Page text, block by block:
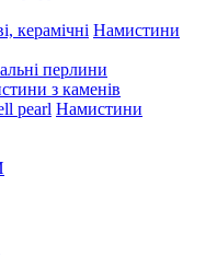
Намистини
перлини
з каменів
Намистини